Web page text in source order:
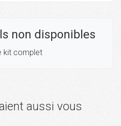
non disponibles
kit complet
aussi vous